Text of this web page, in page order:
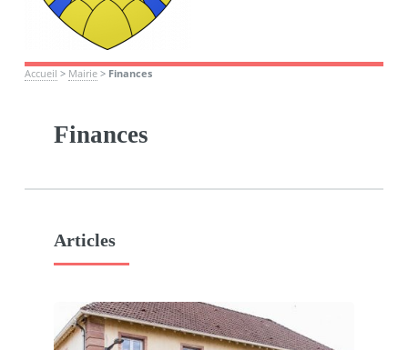
Accueil > Mairie> Finances
Finances
Articles